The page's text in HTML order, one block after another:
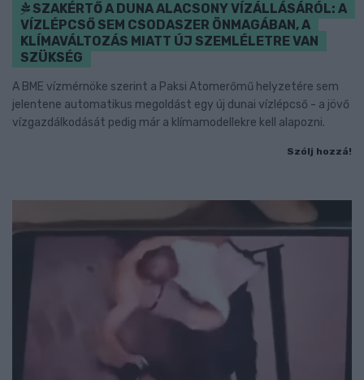
SZAKÉRTŐ A DUNA ALACSONY VÍZÁLLÁSÁRÓL: A
VÍZLÉPCSŐ SEM CSODASZER ÖNMAGÁBAN, A
KLÍMAVÁLTOZÁS MIATT ÚJ SZEMLÉLETRE VAN
SZÜKSÉG
A BME vízmérnöke szerint a Paksi Atomerőmű helyzetére sem
jelentene automatikus megoldást egy új dunai vízlépcső - a jövő
vízgazdálkodását pedig már a klímamodellekre kell alapozni.
Szólj hozzá!